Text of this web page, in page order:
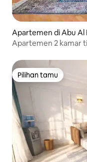
Apartemen di Abu Al
Apartemen 2 kamar
Pilihan tamu
Pilihan tamu